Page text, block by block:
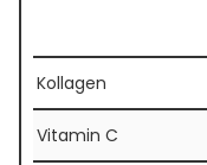
Kollagen
Vitamin C